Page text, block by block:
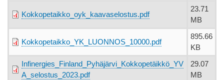
Kokkopetaikko_oyk_kaavaselostus.pdf
23.71
MB
Kokkopetaikko_YK_LUONNOS_10000.pdf
895.66
KB
Infinergies_Finland_Pyhäjärvi_Kokkopetäikkö_YV
A_selostus_2023.pdf
29.07
MB